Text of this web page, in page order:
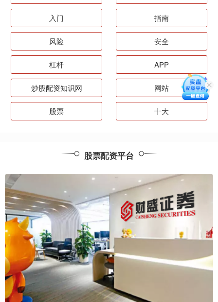
入门 指南
风险 安全
杠杆 APP
炒股配资知识网 网站
股票 十大
股票配资平台